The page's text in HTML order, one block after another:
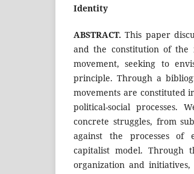
Identity
ABSTRACT.This paper
and the constitution of the
movement, seeking to
principle. Through a
movements are constituted
political-social processes.
concrete struggles, from
against the processes of
capitalist model. Through
organization and